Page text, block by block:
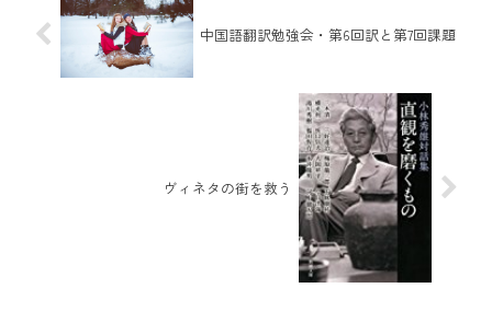
中国語翻訳勉強会・第6回訳と第7回課題
ヴィネタの街を救う